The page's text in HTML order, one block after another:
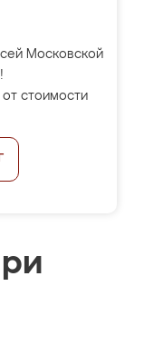
Московской
стоимости